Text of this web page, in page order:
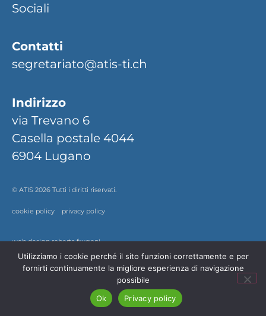
Sociali
Contatti
segretariato@atis-ti.ch
Indirizzo
via Trevano 6
Casella postale 4044
6904 Lugano
© ATIS 2026 Tutti i diritti riservati.
cookie policy privacy policy
web designroberta frugoni
Utilizziamo i cookie perché il sito funzioni correttamente e per
fornirti continuamente la migliore esperienza di navigazione
possibile
Ok
Privacy policy